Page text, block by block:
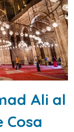
Ali al
Cosa